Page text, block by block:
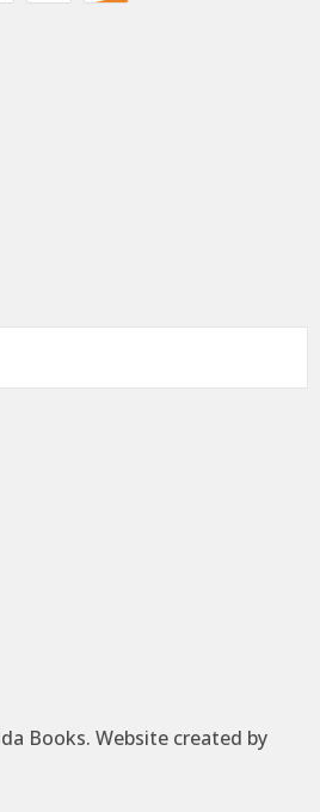
Books. Website created by